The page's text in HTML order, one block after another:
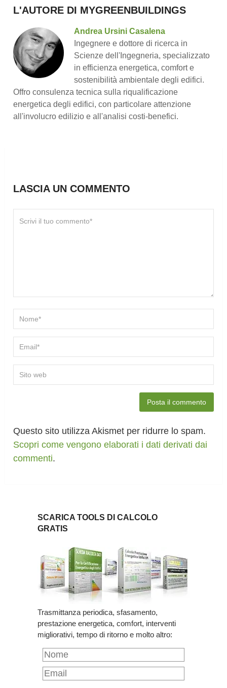
L'AUTORE DI MYGREENBUILDINGS
Andrea Ursini Casalena
Ingegnere e dottore di ricerca in
Scienze dell'Ingegneria, specializzato
in efficienza energetica, comfort e
sostenibilità ambientale degli edifici.
Offro consulenza tecnica sulla riqualificazione
energetica degli edifici, con particolare attenzione
all'involucro edilizio e all'analisi costi-benefici.
LASCIA UN COMMENTO
Questo sito utilizza Akismet per ridurre lo spam.
Scopri come vengono elaborati i dati derivati dai
commenti.
SCARICA TOOLS DI CALCOLO
GRATIS
Trasmittanza periodica, sfasamento,
prestazione energetica, comfort, interventi
migliorativi, tempo di ritorno e molto altro: